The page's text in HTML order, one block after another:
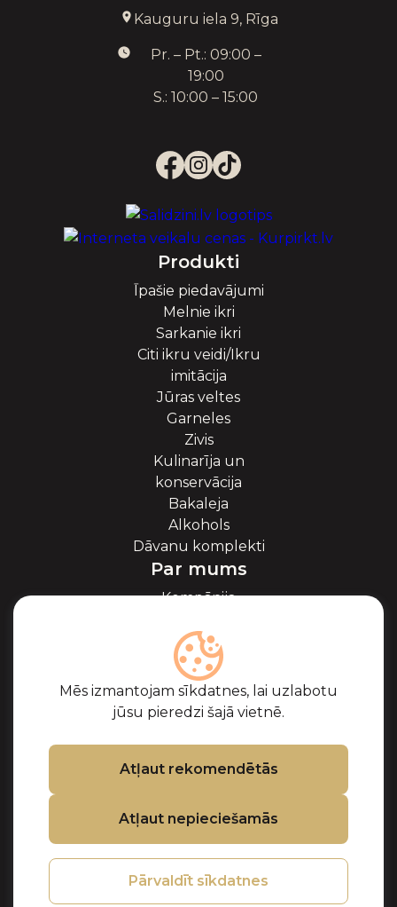
Mēs izmantojam sīkdatnes, lai uzlabotu
jūsu pieredzi šajā vietnē.
Atļaut rekomendētās
Atļaut nepieciešamās
Pārvaldīt sīkdatnes
Kauguru iela 9, Rīga
Pr. – Pt.: 09:00 –
19:00
S.: 10:00 – 15:00
Produkti
Īpašie piedavājumi
Melnie ikri
Sarkanie ikri
Citi ikru veidi/Ikru
imitācija
Jūras veltes
Garneles
Zivis
Kulinarīja un
konservācija
Bakaleja
Alkohols
Dāvanu komplekti
Par mums
Kompānija
Blogs
Sadarbība
Partneri
Sertifikāti
Biežāk uzdotie
jautājumi
Atbalsts
Pirkuma noteikumi
Privātuma politika
Sīkdatņu politika
Preču atgriešanas